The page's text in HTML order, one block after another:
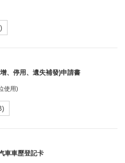
、停用、遺失補發)申請書
使用)
車車歷登記卡